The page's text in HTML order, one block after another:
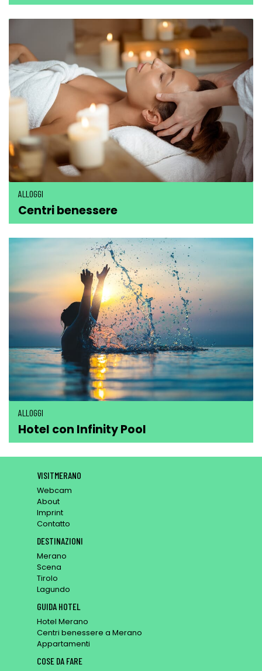
ALLOGGI
Centri benessere
ALLOGGI
Hotel con Infinity Pool
VISITMERANO
Webcam
About
Imprint
Contatto
DESTINAZIONI
Merano
Scena
Tirolo
Lagundo
GUIDA HOTEL
Hotel Merano
Centri benessere a Merano
Appartamenti
COSE DA FARE